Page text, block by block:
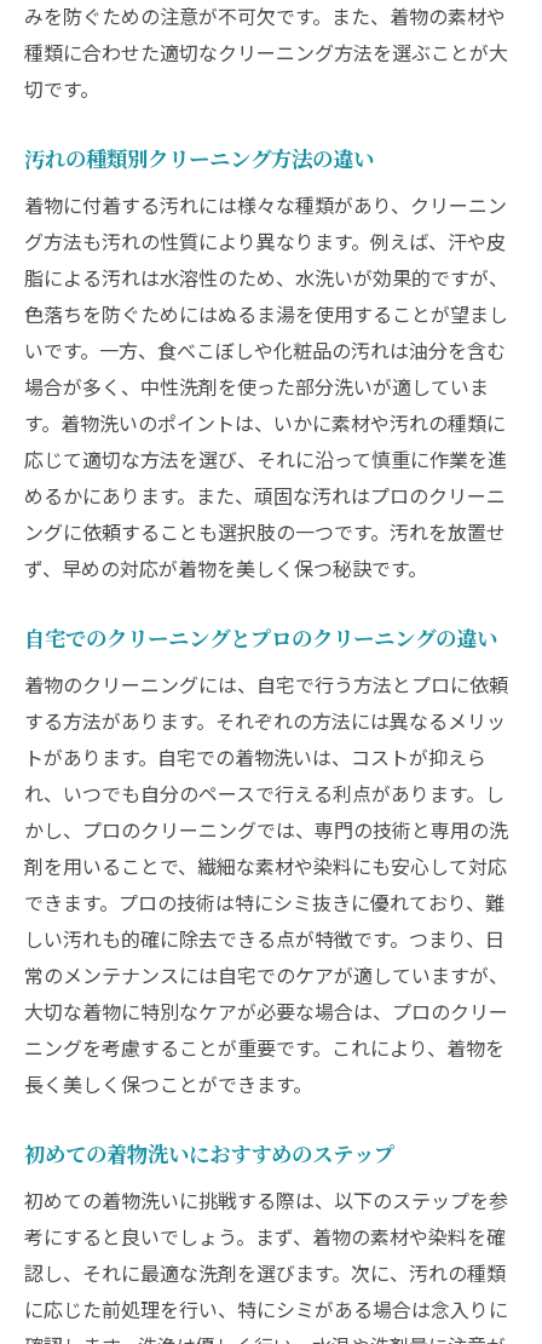
定期的なケアで着物をいつまでも美しく
クリーニング後のメンテナンス方法
着物クリーニングの注意点プロから学ぶ
避けるべき着物クリーニングの過ち
よくある失敗とその対策
注意すべき洗剤の選び方
自宅クリーニングでのトラブル事例
プロが教えるトラブル防止策
着物を傷めないための洗い方ガイド
安心して着物を自宅で洗うポイント
自宅クリーニングの良い点と悪い点
安心して使える着物専用洗剤の選び方
洗いの前に知っておくべきこと
自宅での洗いが不安な方へのアドバイス
子どもやペットのいる家庭での洗い方ポイ
ント
みを防ぐための注意が不可欠です。また、着物の素材や
種類に合わせた適切なクリーニング方法を選ぶことが大
切です。
汚れの種類別クリーニング方法の違い
着物に付着する汚れには様々な種類があり、クリーニン
グ方法も汚れの性質により異なります。例えば、汗や皮
脂による汚れは水溶性のため、水洗いが効果的ですが、
色落ちを防ぐためにはぬるま湯を使用することが望まし
いです。一方、食べこぼしや化粧品の汚れは油分を含む
場合が多く、中性洗剤を使った部分洗いが適していま
す。着物洗いのポイントは、いかに素材や汚れの種類に
応じて適切な方法を選び、それに沿って慎重に作業を進
めるかにあります。また、頑固な汚れはプロのクリーニ
ングに依頼することも選択肢の一つです。汚れを放置せ
ず、早めの対応が着物を美しく保つ秘訣です。
自宅でのクリーニングとプロのクリーニングの違い
着物のクリーニングには、自宅で行う方法とプロに依頼
する方法があります。それぞれの方法には異なるメリッ
トがあります。自宅での着物洗いは、コストが抑えら
れ、いつでも自分のペースで行える利点があります。し
かし、プロのクリーニングでは、専門の技術と専用の洗
剤を用いることで、繊細な素材や染料にも安心して対応
できます。プロの技術は特にシミ抜きに優れており、難
しい汚れも的確に除去できる点が特徴です。つまり、日
常のメンテナンスには自宅でのケアが適していますが、
大切な着物に特別なケアが必要な場合は、プロのクリー
ニングを考慮することが重要です。これにより、着物を
長く美しく保つことができます。
初めての着物洗いにおすすめのステップ
初めての着物洗いに挑戦する際は、以下のステップを参
考にすると良いでしょう。まず、着物の素材や染料を確
認し、それに最適な洗剤を選びます。次に、汚れの種類
に応じた前処理を行い、特にシミがある場合は念入りに